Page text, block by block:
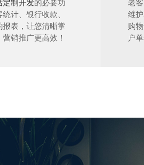
定制开发的必要功
计、银行收款、
报表，让您清晰掌
销推广更高效！
老
维
购
户